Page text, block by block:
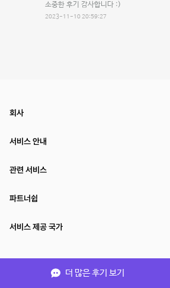
소중한 후기 감사합니다 :)
2023-11-10 20:59:27
더 많은 후기 보기
회사
서비스 안내
관련 서비스
파트너쉽
서비스 제공 국가
(주)NSPACE 사업자정보